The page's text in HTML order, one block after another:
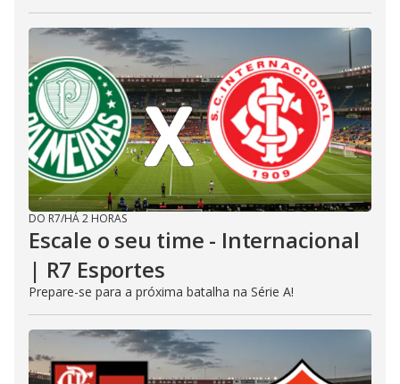
DO R7/HÁ 2 HORAS
Escale o seu time - Internacional
| R7 Esportes
Prepare-se para a próxima batalha na Série A!